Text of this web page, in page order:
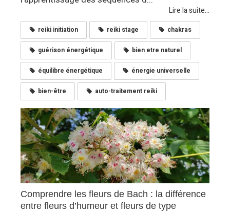
Lire la suite...
reiki initiation reiki stage chakras
guérison énergétique bien etre naturel
équilibre énergétique énergie universelle
bien-être auto-traitement reiki
Comprendre les fleurs de Bach : la différence
entre fleurs d’humeur et fleurs de type